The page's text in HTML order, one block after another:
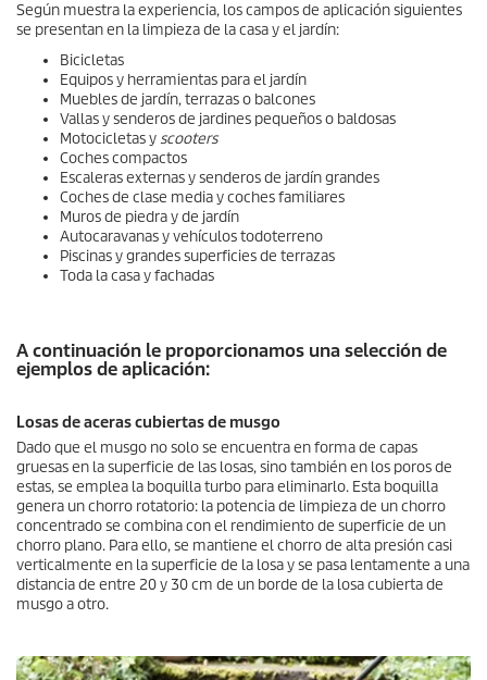
Según muestra la experiencia, los campos de aplicación siguientes
se presentan en la limpieza de la casa y el jardín:
Bicicletas
Equipos y herramientas para el jardín
Muebles de jardín, terrazas o balcones
Vallas y senderos de jardines pequeños o baldosas
Motocicletas y scooters
Coches compactos
Escaleras externas y senderos de jardín grandes
Coches de clase media y coches familiares
Muros de piedra y de jardín
Autocaravanas y vehículos todoterreno
Piscinas y grandes superficies de terrazas
Toda la casa y fachadas
A continuación le proporcionamos una selección de
ejemplos de aplicación:
Losas de aceras cubiertas de musgo
Dado que el musgo no solo se encuentra en forma de capas
gruesas en la superficie de las losas, sino también en los poros de
estas, se emplea la boquilla turbo para eliminarlo. Esta boquilla
genera un chorro rotatorio: la potencia de limpieza de un chorro
concentrado se combina con el rendimiento de superficie de un
chorro plano. Para ello, se mantiene el chorro de alta presión casi
verticalmente en la superficie de la losa y se pasa lentamente a una
distancia de entre 20 y 30 cm de un borde de la losa cubierta de
musgo a otro.